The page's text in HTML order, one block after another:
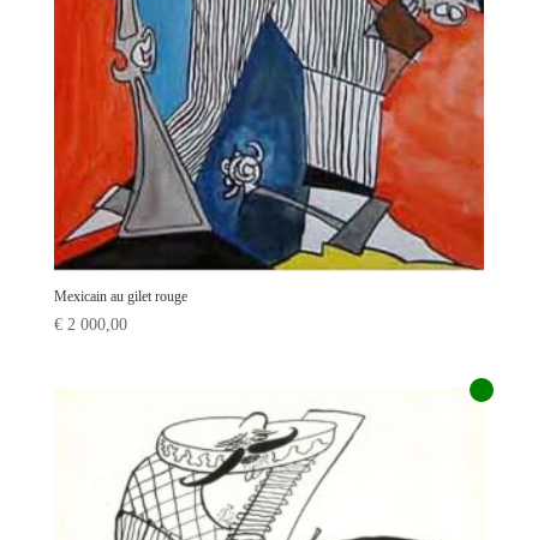
Mexicain au gilet rouge
€2 000,00